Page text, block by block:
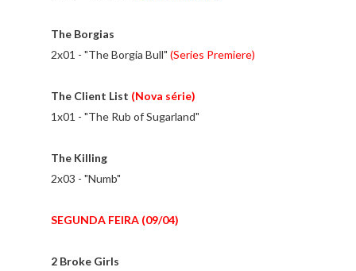
The Borgias
2x01 - "The Borgia Bull" (Series Premiere)
The Client List (Nova série)
1x01 - "The Rub of Sugarland"
The Killing
2x03 - "Numb"
SEGUNDA FEIRA (09/04)
2 Broke Girls